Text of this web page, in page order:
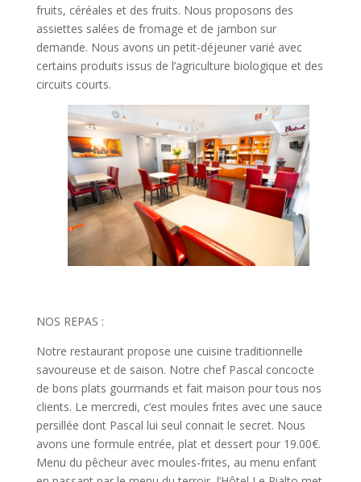
fruits, céréales et des fruits. Nous proposons des
assiettes salées de fromage et de jambon sur
demande. Nous avons un petit-déjeuner varié avec
certains produits issus de l’agriculture biologique et des
circuits courts.
NOS REPAS :
Notre restaurant propose une cuisine traditionnelle
savoureuse et de saison. Notre chef Pascal concocte
de bons plats gourmands et fait maison pour tous nos
clients. Le mercredi, c’est moules frites avec une sauce
persillée dont Pascal lui seul connait le secret. Nous
avons une formule entrée, plat et dessert pour 19.00€.
Menu du pêcheur avec moules-frites, au menu enfant